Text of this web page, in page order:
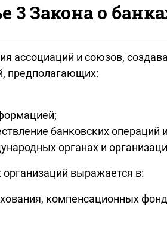
3 Закона о
ассоциаций и союзов,
предполагающих:
банковских операций
органах и
выражается в:
компенсационных